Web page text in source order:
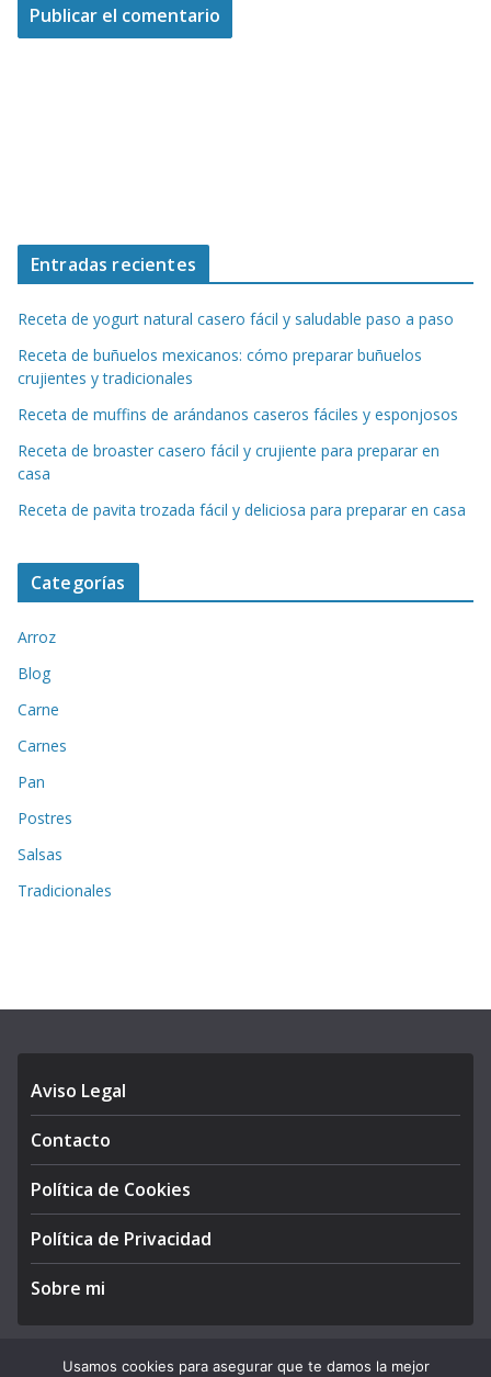
Entradas recientes
Receta de yogurt natural casero fácil y saludable paso a paso
Receta de buñuelos mexicanos: cómo preparar buñuelos
crujientes y tradicionales
Receta de muffins de arándanos caseros fáciles y esponjosos
Receta de broaster casero fácil y crujiente para preparar en
casa
Receta de pavita trozada fácil y deliciosa para preparar en casa
Categorías
Arroz
Blog
Carne
Carnes
Pan
Postres
Salsas
Tradicionales
Aviso Legal
Contacto
Política de Cookies
Política de Privacidad
Sobre mi
Usamos cookies para asegurar que te damos la mejor